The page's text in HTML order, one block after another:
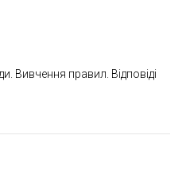
Вивчення правил. Відповіді